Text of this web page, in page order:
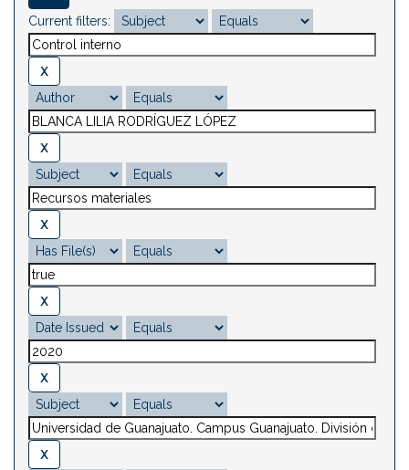
Current filters: